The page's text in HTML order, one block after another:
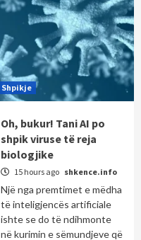
Shpikje
Oh, bukur! Tani AI po
shpik viruse të reja
biologjike
15 hours ago shkence.info
Një nga premtimet e mëdha
të inteligjencës artificiale
ishte se do të ndihmonte
në kurimin e sëmundjeve që